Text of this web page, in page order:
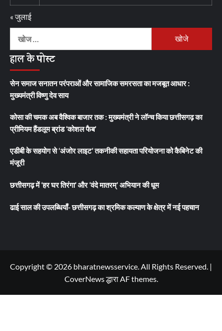
« जुलाई
निम्न
खोजें:
हाल के पोस्ट
सेन समाज सनातन परंपराओं और सामाजिक समरसता का मजबूत आधार :
मुख्यमंत्री विष्णु देव साय
कोसा की चमक अब वैश्विक बाजार तक : मुख्यमंत्री ने लॉन्च किया छत्तीसगढ़ का
प्रीमियम हैंडलूम ब्रांड ‘कोशल फैब’
एडीबी के सहयोग से ‘अंजोर लाइट’ तकनीकी सहायता परियोजना को कैबिनेट की
मंजूरी
छत्तीसगढ़ में ‘हर घर तिरंगा’ और ‘वंदे मातरम्’ अभियान की धूम
ढाई साल की उपलब्धियाँ- छत्तीसगढ़ का श्रमिक कल्याण के क्षेत्र में नई पहचान
Copyright © 2026 bharatnewsservice. All Rights Reserved. |
CoverNewsद्धारा AF themes.